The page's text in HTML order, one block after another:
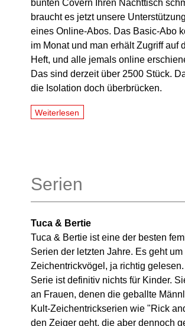
bunten Covern Ihren Nachttisch
braucht es jetzt unsere
eines Online-Abos. Das Basic-Abo
im Monat und man erhält Zugriff auf
Heft, und alle jemals online
Das sind derzeit über 2500 Stück.
die Isolation doch überbrücken.
Weiterlesen
Serien
Tuca & Bertie
Tuca & Bertie ist eine der besten
Serien der letzten Jahre. Es geht um
Zeichentrickvögel, ja richtig
Serie ist definitiv nichts für Kinder.
an Frauen, denen die geballte
Kult-Zeichentrickserien wie "Rick
den Zeiger geht, die aber dennoch